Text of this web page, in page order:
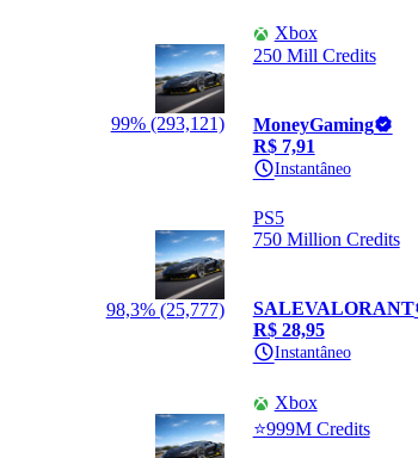
99% (293,121)
Xbox
250 Mill Credits
MoneyGaming
R$ 7,91
Instantâneo
98,3% (25,777)
PS5
750 Million Credits
SALEVALORANT
R$ 28,95
Instantâneo
Xbox
⭐999M Credits